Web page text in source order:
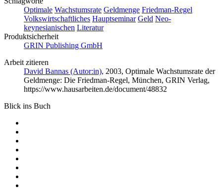
Optimale Wachstumsrate Geldmenge Friedman-Regel
Volkswirtschaftliches Hauptseminar Geld Neo-
keynesianischen Literatur
Produktsicherheit
GRIN Publishing GmbH
Arbeit zitieren
David Bannas (Autor:in), 2003, Optimale Wachstumsrate der
Geldmenge: Die Friedman-Regel, München, GRIN Verlag,
https://www.hausarbeiten.de/document/48832
Blick ins Buch